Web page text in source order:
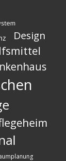
Design